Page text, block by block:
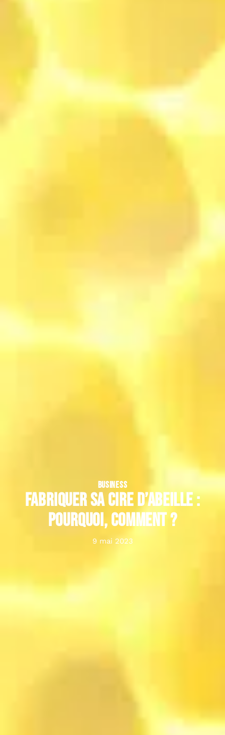
BUSINESS
Fabriquer sa cire d’abeille :
pourquoi, comment ?
9 mai 2023